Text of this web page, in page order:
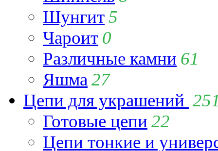
Шунгит5
Чароит 0
Различные камни 61
Яшма 27
Цепи для украшений
Готовые цепи 22
Цепи тонкие и